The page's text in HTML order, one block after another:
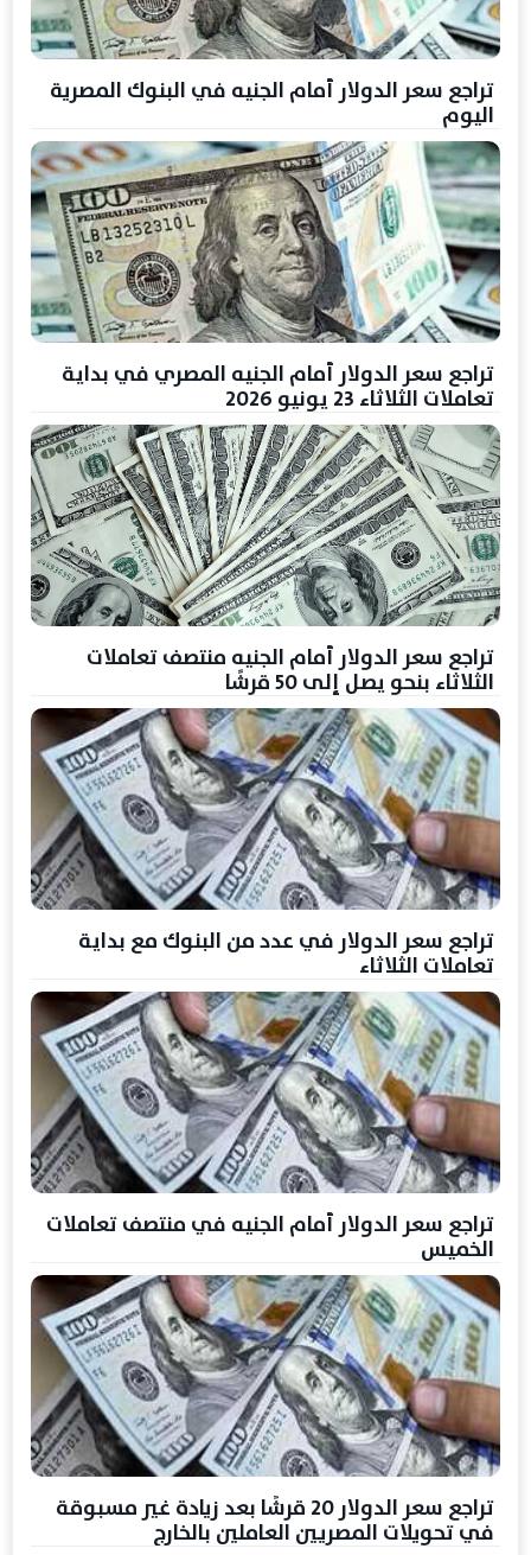
تراجع سعر الدولار أمام الجنيه في البنوك المصرية
اليوم
تراجع سعر الدولار أمام الجنيه المصري في بداية
تعاملات الثلاثاء 23 يونيو 2026
تراجع سعر الدولار أمام الجنيه منتصف تعاملات
الثلاثاء بنحو يصل إلى 50 قرشًا
تراجع سعر الدولار في عدد من البنوك مع بداية
تعاملات الثلاثاء
تراجع سعر الدولار أمام الجنيه في منتصف تعاملات
الخميس
تراجع سعر الدولار 20 قرشًا بعد زيادة غير مسبوقة
في تحويلات المصريين العاملين بالخارج